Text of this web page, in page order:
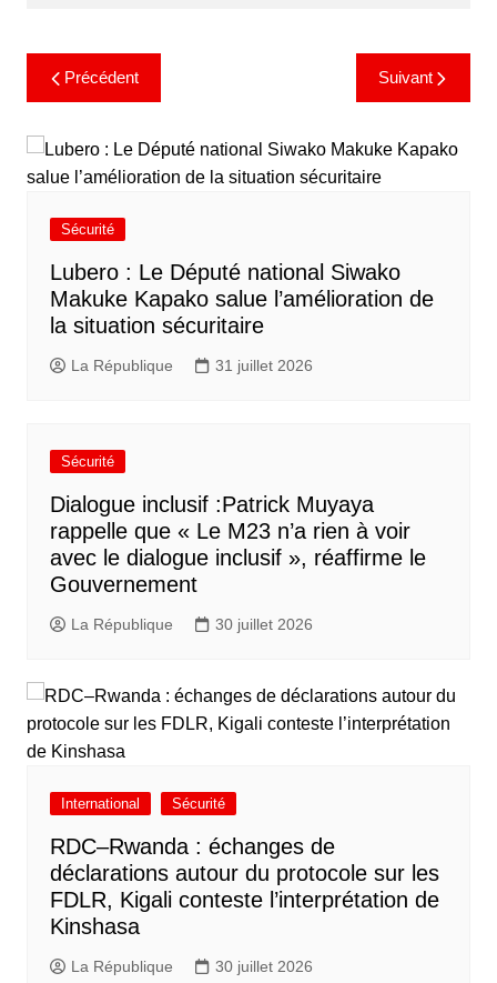
Précédent Suivant
Sécurité
Lubero : Le Député national Siwako
Makuke Kapako salue l’amélioration de
la situation sécuritaire
La République 31 juillet 2026
Sécurité
Dialogue inclusif :Patrick Muyaya
rappelle que « Le M23 n’a rien à voir
avec le dialogue inclusif », réaffirme le
Gouvernement
La République 30 juillet 2026
International Sécurité
RDC–Rwanda : échanges de
déclarations autour du protocole sur les
FDLR, Kigali conteste l’interprétation de
Kinshasa
La République 30 juillet 2026